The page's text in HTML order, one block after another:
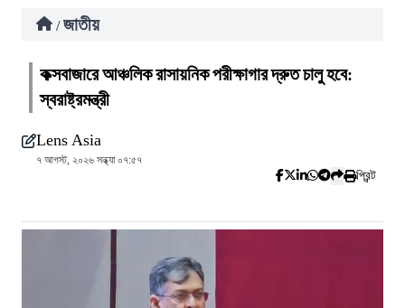
/ জাতীয়
কক্সবাজারে আঞ্চলিক রাসায়নিক পরীক্ষাগার দ্রুত চালু হবে:
স্বরাষ্ট্রমন্ত্রী
Lens Asia
৭ আগস্ট, ২০২৬ সন্ধ্যা ০৭:৫৭
প্রিন্ট